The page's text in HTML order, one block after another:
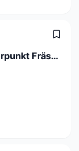
CNC Mechaniker Schwerpunkt Fräsen 100% (m/w/d)